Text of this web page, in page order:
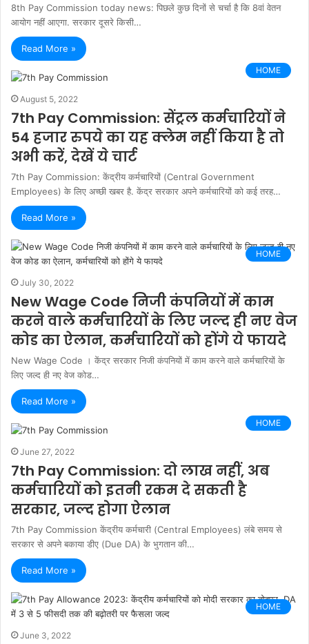
8th Pay Commission today news: पिछले कुछ दिनों से चर्चा है कि 8वां वेतन
आयोग नहीं आएगा. सरकार दूसरे किसी…
Read More »
HOME
August 5, 2022
7th Pay Commission: सेंट्रल कर्मचारियों ने
54 हजार रुपये का यह क्‍लेम नहीं किया है तो
अभी करें, देखें ये चार्ट
7th Pay Commission: केंद्रीय कर्मचारियों (Central Government
Employees) के लिए अच्छी खबर है. केंद्र सरकार अपने कर्मचारियों को कई तरह…
Read More »
HOME
July 30, 2022
New Wage Code निजी कंपनियों में काम
करने वाले कर्मचारियों के लिए जल्द ही नए वेज
कोड का ऐलान, कर्मचारियों को होंगे ये फायदे
New Wage Code । केंद्र सरकार निजी कंपनियों में काम करने वाले कर्मचारियों के
लिए जल्द ही नए वेज कोड…
Read More »
HOME
June 27, 2022
7th Pay Commission: दो लाख नहीं, अब
कर्मचारियों को इतनी रकम दे सकती है
सरकार, जल्द होगा ऐलान
7th Pay Commission केंद्रीय कर्मचारी (Central Employees) लंबे समय से
सरकार से अपने बकाया डीए (Due DA) के भुगतान की…
Read More »
HOME
June 3, 2022